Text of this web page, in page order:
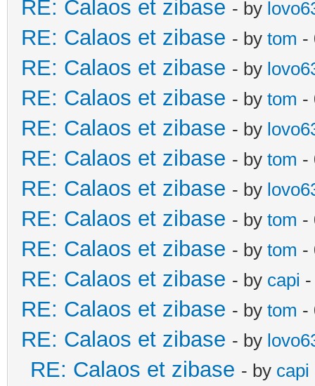
RE: Calaos et zibase - by
RE: Calaos et zibase - by tom -
RE: Calaos et zibase - by
RE: Calaos et zibase - by tom -
RE: Calaos et zibase - by
RE: Calaos et zibase - by tom -
RE: Calaos et zibase - by
RE: Calaos et zibase - by tom -
RE: Calaos et zibase - by tom -
RE: Calaos et zibase - by capi
RE: Calaos et zibase - by tom -
RE: Calaos et zibase - by
RE: Calaos et zibase - by capi